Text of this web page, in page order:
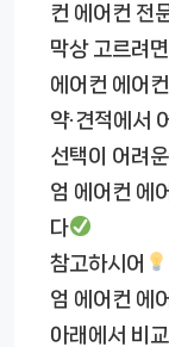
컨 에어컨 전
막상 고르려면
에어컨 에어
약·견적에서
선택이 어려운
엄 에어컨 에
다
참고하시어
엄 에어컨 에
아래에서 비